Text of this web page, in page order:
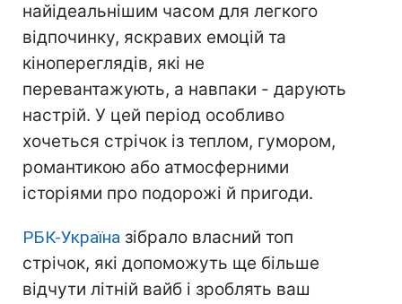
найідеальнішим часом для легкого
відпочинку, яскравих емоцій та
кінопереглядів, які не
перевантажують, а навпаки - дарують
настрій. У цей період особливо
хочеться стрічок із теплом, гумором,
романтикою або атмосферними
історіями про подорожі й пригоди.
РБК-Україна зібрало власний топ
стрічок, які допоможуть ще більше
відчути літній вайб і зроблять ваш